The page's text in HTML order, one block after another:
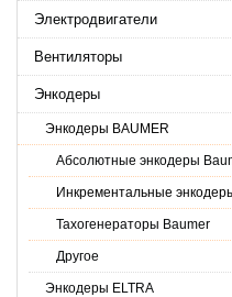
Электродвигатели
Вентиляторы
Энкодеры
Энкодеры BAUMER
Абсолютные энкодеры
Инкрементальные
Тахогенераторы Baumer
Другое
Энкодеры ELTRA